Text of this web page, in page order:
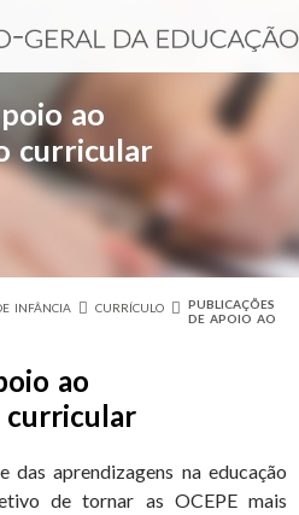
ao
curricular
INFÂNCIA CURRÍCULO
PUBLICAÇÕES
DE APOIO AO
ao
curricular
das aprendizagens na educação
de tornar as OCEPE mais